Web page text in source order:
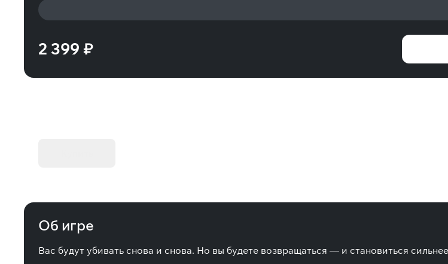
2 399 ₽
Об игре
Вас будут убивать снова и снова. Но вы будете возвращаться — и становиться